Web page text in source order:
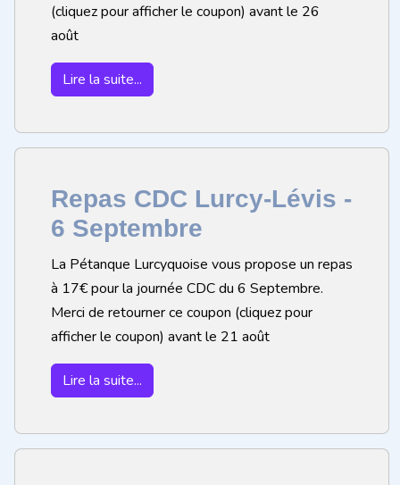
(cliquez pour afficher le coupon) avant le 26
août
Lire la suite...
Repas CDC Lurcy-Lévis -
6 Septembre
La Pétanque Lurcyquoise vous propose un repas
à 17€ pour la journée CDC du 6 Septembre.
Merci de retourner ce coupon (cliquez pour
afficher le coupon) avant le 21 août
Lire la suite...